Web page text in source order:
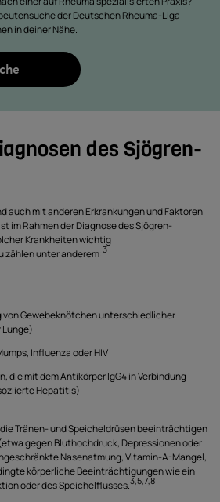
der Deutschen Rheuma-Liga
in deiner Nähe.
des Sjögren-
auch mit anderen Erkrankungen und Faktoren
im Rahmen der Diagnose des Sjögren-
Krankheiten wichtig
zählen unter anderem:3
von Gewebeknötchen unterschiedlicher
Lunge)
Influenza oder HIV
die mit dem Antikörper lgG4 in Verbindung
Hepatitis)
Tränen- und Speicheldrüsen beeinträchtigen
gegen Bluthochdruck, Depressionen oder
Nasenatmung, Vitamin-A-Mangel,
körperliche Beeinträchtigungen wie ein
oder des Speichelflusses.3,5,7,8